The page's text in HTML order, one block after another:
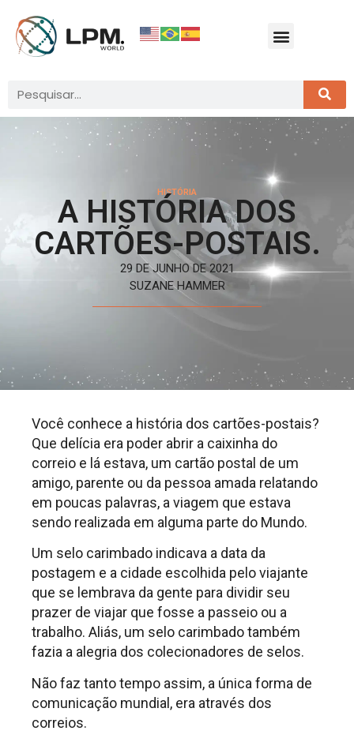
HISTÓRIA
A HISTÓRIA DOS
CARTÕES-POSTAIS.
29 DE JUNHO DE 2021
SUZANE HAMMER
Você conhece a história dos cartões-postais?
Que delícia era poder abrir a caixinha do
correio e lá estava, um cartão postal de um
amigo, parente ou da pessoa amada relatando
em poucas palavras, a viagem que estava
sendo realizada em alguma parte do Mundo.
Um selo carimbado indicava a data da
postagem e a cidade escolhida pelo viajante
que se lembrava da gente para dividir seu
prazer de viajar que fosse a passeio ou a
trabalho. Aliás, um selo carimbado também
fazia a alegria dos colecionadores de selos.
Não faz tanto tempo assim, a única forma de
comunicação mundial, era através dos
correios.